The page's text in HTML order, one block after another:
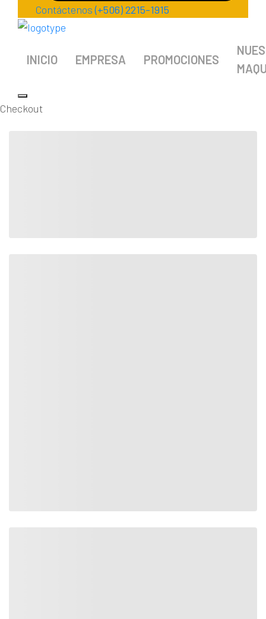
Contáctenos (+506) 2215-1915
INICIO EMPRESA PROMOCIONES
Checkout